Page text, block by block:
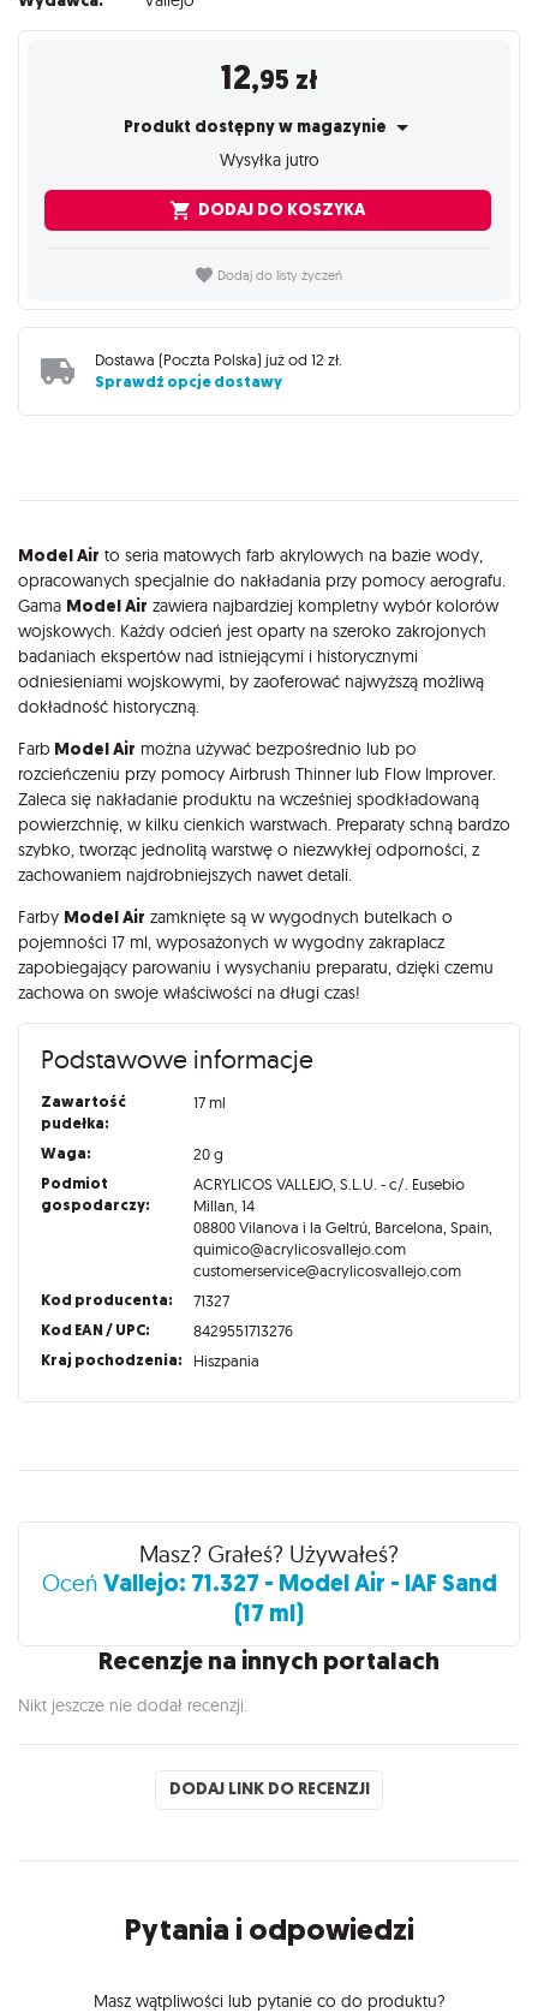
12,95 zł
Produkt dostępny w magazynie
Wysyłka jutro
DODAJ DO KOSZYKA
Dodaj do listy życzeń
Dostawa (Poczta Polska) już od 12 zł.
Sprawdź opcje dostawy
Opis
Model Air to seria matowych farb akrylowych na bazie wody,
opracowanych specjalnie do nakładania przy pomocy aerografu.
Gama Model Air zawiera najbardziej kompletny wybór kolorów
wojskowych. Każdy odcień jest oparty na szeroko zakrojonych
badaniach ekspertów nad istniejącymi i historycznymi
odniesieniami wojskowymi, by zaoferować najwyższą możliwą
dokładność historyczną.
Farb Model Air można używać bezpośrednio lub po
rozcieńczeniu przy pomocy Airbrush Thinner lub Flow Improver.
Zaleca się nakładanie produktu na wcześniej spodkładowaną
powierzchnię, w kilku cienkich warstwach. Preparaty schną bardzo
szybko, tworząc jednolitą warstwę o niezwykłej odporności, z
zachowaniem najdrobniejszych nawet detali.
Farby Model Air zamknięte są w wygodnych butelkach o
pojemności 17 ml, wyposażonych w wygodny zakraplacz
zapobiegający parowaniu i wysychaniu preparatu, dzięki czemu
zachowa on swoje właściwości na długi czas!
Podstawowe informacje
Zawartość
pudełka:
17 ml
Waga: 20 g
Podmiot
gospodarczy:
ACRYLICOS VALLEJO, S.L.U. - c/. Eusebio
Millan, 14
08800 Vilanova i la Geltrú, Barcelona, Spain,
quimico@acrylicosvallejo.com
customerservice@acrylicosvallejo.com
Kod producenta: 71327
Kod EAN / UPC: 8429551713276
Kraj pochodzenia: Hiszpania
Recenzje
Masz? Grałeś? Używałeś?
Oceń Vallejo: 71.327 - Model Air - IAF Sand
(17 ml)
Recenzje na innych portalach
Nikt jeszcze nie dodał recenzji.
DODAJ LINK DO RECENZJI
Pytania i odpowiedzi
Masz wątpliwości lub pytanie co do produktu?